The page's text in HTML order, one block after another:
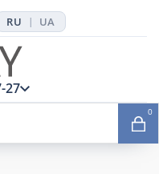
RU | UA
27
0